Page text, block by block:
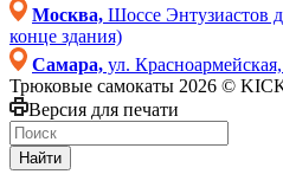
Москва, Шоссе Энтузиастов
конце здания)
Самара, ул.
Трюковые самокаты 2026 ©
Версия для печати
Найти